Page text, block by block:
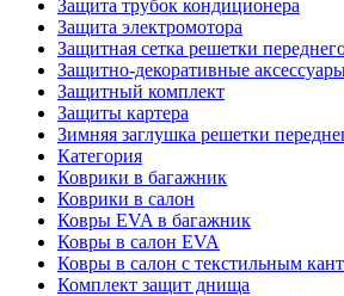
Защита трубок кондиционера
Защита электромотора
Защитная сетка решетки
Защитно-декоративные
Защитный комплект
Защиты картера
Зимняя заглушка решетки
Категория
Коврики в багажник
Коврики в салон
Ковры EVA в багажник
Ковры в салон EVA
Ковры в салон с текстильным
Комплект защит днища